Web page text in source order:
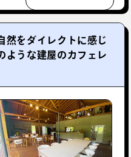
然をダイレクトに感じ
ような建屋のカフェレ